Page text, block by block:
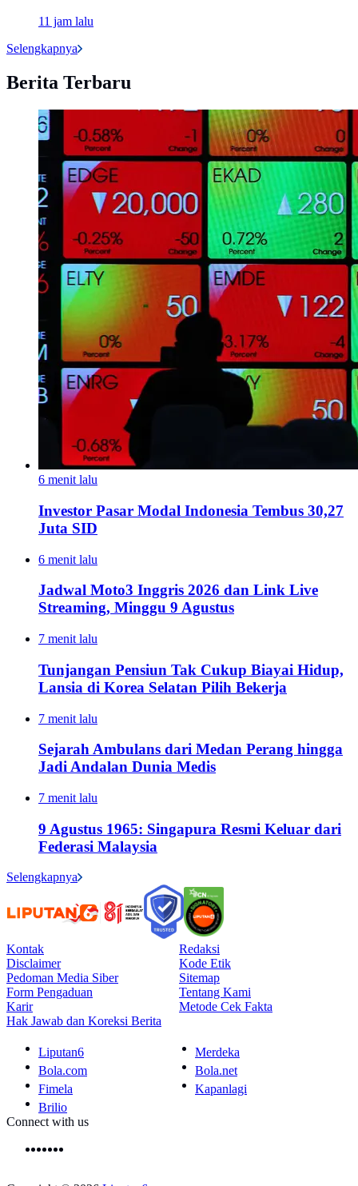
11 jam lalu
Selengkapnya
Berita Terbaru
6 menit lalu
Investor Pasar Modal Indonesia Tembus 30,27
Juta SID
6 menit lalu
Jadwal Moto3 Inggris 2026 dan Link Live
Streaming, Minggu 9 Agustus
7 menit lalu
Tunjangan Pensiun Tak Cukup Biayai Hidup,
Lansia di Korea Selatan Pilih Bekerja
7 menit lalu
Sejarah Ambulans dari Medan Perang hingga
Jadi Andalan Dunia Medis
7 menit lalu
9 Agustus 1965: Singapura Resmi Keluar dari
Federasi Malaysia
Selengkapnya
Kontak
Redaksi
Disclaimer
Kode Etik
Pedoman Media Siber
Sitemap
Form Pengaduan
Tentang Kami
Karir
Metode Cek Fakta
Hak Jawab dan Koreksi Berita
Liputan6
Merdeka
Bola.com
Bola.net
Fimela
Kapanlagi
Brilio
Connect with us